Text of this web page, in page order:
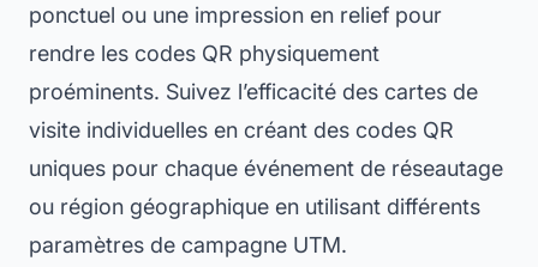
ponctuel ou une impression en relief pour
rendre les codes QR physiquement
proéminents. Suivez l’efficacité des cartes de
visite individuelles en créant des codes QR
uniques pour chaque événement de réseautage
ou région géographique en utilisant différents
paramètres de campagne UTM.